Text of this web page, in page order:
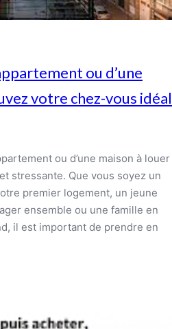
ou d’une
votre chez-vous idéal
ou d’une maison à louer
stressante. Que vous soyez un
premier logement, un jeune
ensemble ou une famille en
il est important de prendre en